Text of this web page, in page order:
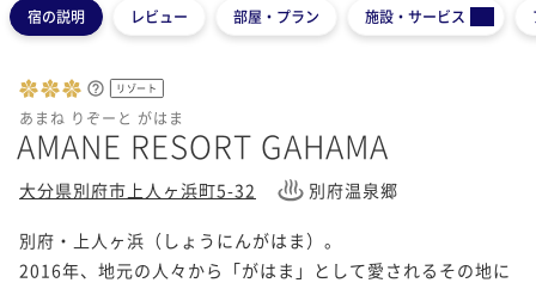
宿の説明 レビュー 部屋・プラン 施設・サービス
リゾート
あまね りぞーと がはま
AMANE RESORT GAHAMA
大分県別府市上人ヶ浜町5-32 別府温泉郷
別府・上人ヶ浜（しょうにんがはま）。
2016年、地元の人々から「がはま」として愛されるその地に